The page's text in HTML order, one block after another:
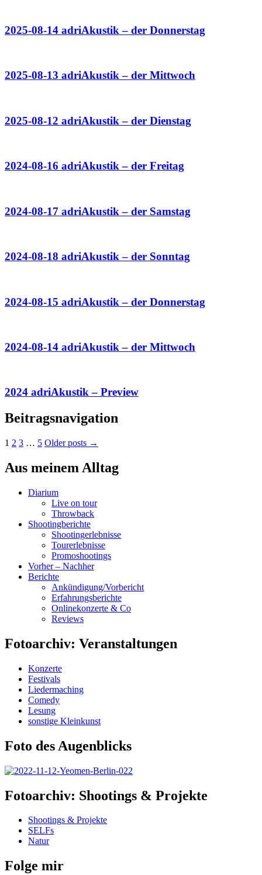
2025-08-14 adriAkustik – der Donnerstag
2025-08-13 adriAkustik – der Mittwoch
2025-08-12 adriAkustik – der Dienstag
2024-08-16 adriAkustik – der Freitag
2024-08-17 adriAkustik – der Samstag
2024-08-18 adriAkustik – der Sonntag
2024-08-15 adriAkustik – der Donnerstag
2024-08-14 adriAkustik – der Mittwoch
2024 adriAkustik – Preview
Beitragsnavigation
1 2 3 … 5 Older posts →
Aus meinem Alltag
Diarium
Live on tour
Throwback
Shootingberichte
Shootingerlebnisse
Tourerlebnisse
Promoshootings
Vorher – Nachher
Berichte
Ankündigung/Vorbericht
Erfahrungsberichte
Onlinekonzerte & Co
Reviews
Fotoarchiv: Veranstaltungen
Konzerte
Festivals
Liedermaching
Comedy
Lesung
sonstige Kleinkunst
Foto des Augenblicks
Fotoarchiv: Shootings & Projekte
Shootings & Projekte
SELFs
Natur
Folge mir